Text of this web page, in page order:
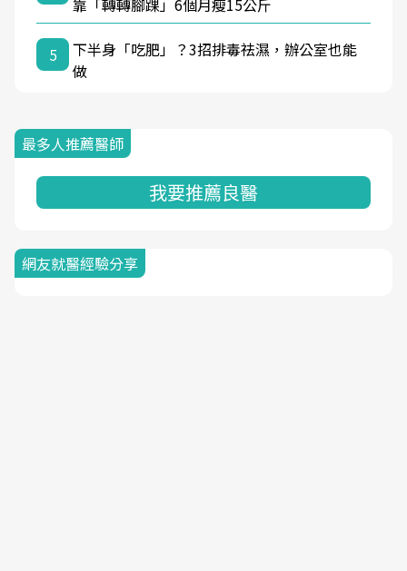
靠「轉轉腳踝」6個月瘦15公斤
5
下半身「吃肥」？3招排毒祛濕，辦公室也能
做
最多人推薦醫師
我要推薦良醫
網友就醫經驗分享